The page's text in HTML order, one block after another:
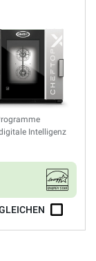
Intelligenz